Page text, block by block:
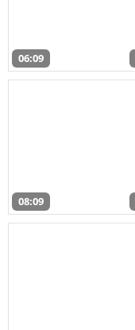
06:09
08:09